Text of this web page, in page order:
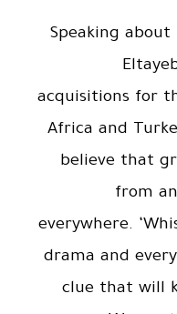
Speaking about
acquisitions for
Africa and
believe that
from
everywhere.
drama and
clue that will